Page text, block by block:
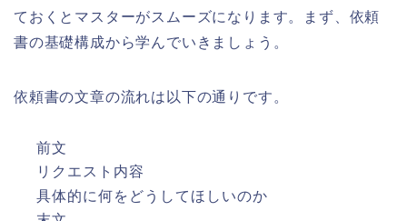
ておくとマスターがスムーズになります。まず、依頼
書の基礎構成から学んでいきましょう。
依頼書の文章の流れは以下の通りです。
前文
リクエスト内容
具体的に何をどうしてほしいのか